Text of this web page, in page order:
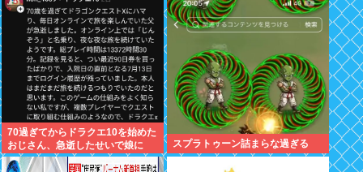
70過ぎてからドラクエ10を始めた
おじさん、急逝したせいで娘に
色々開示されてしまう
スプラトゥーン詰まらな過ぎる